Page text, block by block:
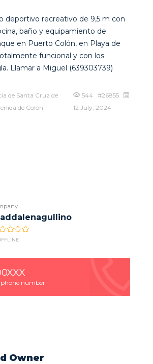
deportivo recreativo de 9,5 m con
baño y equipamiento de
en Puerto Colón, en Playa de
funcional y con los
Llamar a Miguel (639303739)
de Santa Cruz de
de Colón
544 #26855
12 July, 2024
phone number
Owner